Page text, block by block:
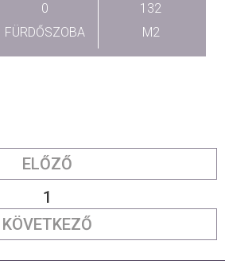
0
FÜRDŐSZOBA
132
M2
ELŐZŐ
1
KÖVETKEZŐ